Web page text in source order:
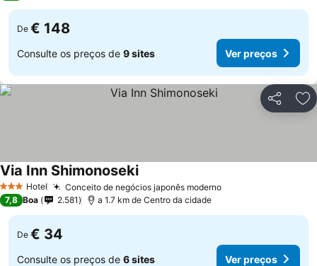
De € 148
Consulte os preços de 9 sites Ver preços
Partilhar
3 EstrelasHotel Conceito de negócios japonês moderno
Via Inn Shimonoseki
7,8 Boa 2.581 a 1.7 km de Centro da cidade
De € 34
Consulte os preços de 6 sites Ver preços